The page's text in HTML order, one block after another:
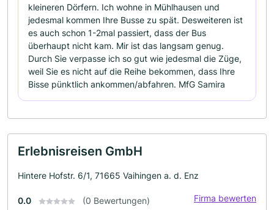
kleineren Dörfern. Ich wohne in Mühlhausen und
jedesmal kommen Ihre Busse zu spät. Desweiteren ist
es auch schon 1-2mal passiert, dass der Bus
überhaupt nicht kam. Mir ist das langsam genug.
Durch Sie verpasse ich so gut wie jedesmal die Züge,
weil Sie es nicht auf die Reihe bekommen, dass Ihre
Bisse pünktlich ankommen/abfahren. MfG Samira
Erlebnisreisen GmbH
Hintere Hofstr. 6/1, 71665 Vaihingen a. d. Enz
0.0 (0 Bewertungen) Firma bewerten